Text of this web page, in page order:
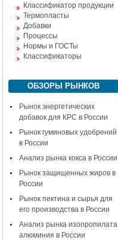
Классификатор продукции
Термопласты
Добавки
Процессы
Нормы и ГОСТы
Классификаторы
ОБЗОРЫ РЫНКОВ
Рынок энергетических
добавок для КРС в России
Рынок гуминовых удобрений
в России
Анализ рынка кокса в России
Рынок защищенных жиров в
России
Рынок пектина и сырья для
его производства в России
Анализ рынка изопропилата
алюминия в России